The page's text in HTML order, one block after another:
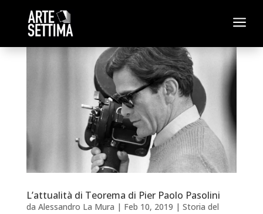
a
L’attualità di Teorema di Pier Paolo Pasolini
da Alessandro La Mura | Feb 10, 2019 | Storia del